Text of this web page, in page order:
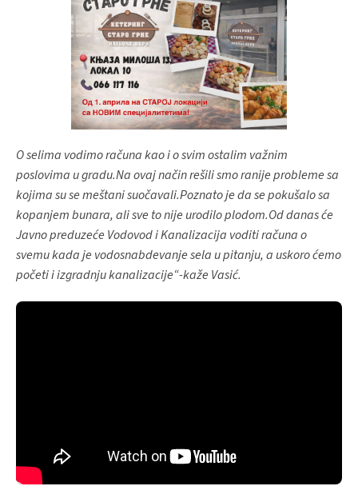
O selima vodimo računa kao i o svim ostalim važnim
poslovima u gradu.Na ovaj način rešili smo ranije probleme sa
kojima su se meštani suočavali.Poznato je da se pokušalo sa
kopanjem bunara, ali sve to nije urodilo plodom.Od danas će
Javno preduzeće Vodovod i Kanalizacija voditi računa o
svemu kada je vodosnabdevanje sela u pitanju, a uskoro ćemo
početi i izgradnju kanalizacije“-kaže Vasić.